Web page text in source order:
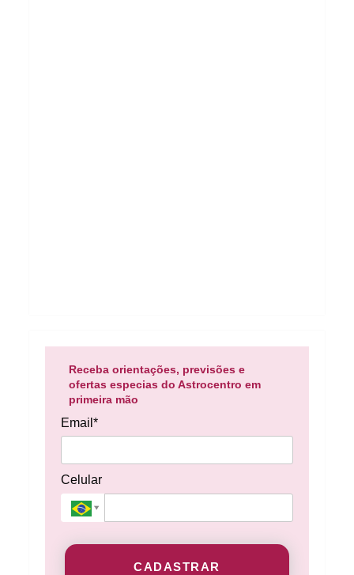
Receba orientações, previsões e
ofertas especias do Astrocentro em
primeira mão
Email*
Celular
CADASTRAR